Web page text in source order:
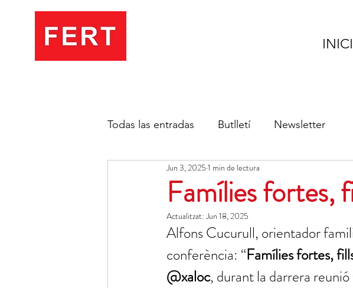
INICI
Todas las entradas Butlletí Newsletter
Famílies fortes,
Jun 3, 2025 1 min de lectura
Actualitzat:Jun 18, 2025
Alfons Cucurull, orientador
conferència: “Famílies fortes,
@xaloc, durant la darrera